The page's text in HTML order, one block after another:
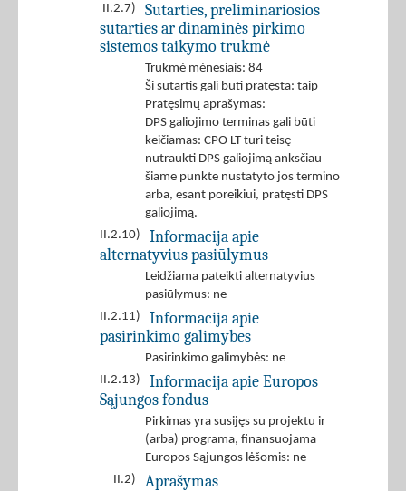
II.2.7)
Sutarties, preliminariosios
sutarties ar dinaminės pirkimo
sistemos taikymo trukmė
Trukmė mėnesiais: 84
Ši sutartis gali būti pratęsta: taip
Pratęsimų aprašymas:
DPS galiojimo terminas gali būti
keičiamas: CPO LT turi teisę
nutraukti DPS galiojimą anksčiau
šiame punkte nustatyto jos termino
arba, esant poreikiui, pratęsti DPS
galiojimą.
II.2.10)
Informacija apie
alternatyvius pasiūlymus
Leidžiama pateikti alternatyvius
pasiūlymus: ne
II.2.11)
Informacija apie
pasirinkimo galimybes
Pasirinkimo galimybės: ne
II.2.13)
Informacija apie Europos
Sąjungos fondus
Pirkimas yra susijęs su projektu ir
(arba) programa, finansuojama
Europos Sąjungos lėšomis: ne
II.2)
Aprašymas